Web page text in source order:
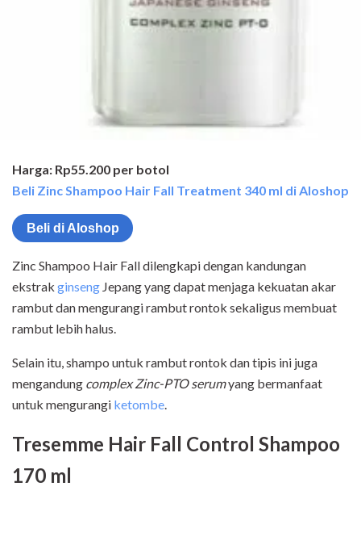
Harga: Rp55.200 per botol
Beli Zinc Shampoo Hair Fall Treatment 340 ml di Aloshop
Beli di Aloshop
Zinc Shampoo Hair Fall dilengkapi dengan kandungan
ekstrak ginseng Jepang yang dapat menjaga kekuatan akar
rambut dan mengurangi rambut rontok sekaligus membuat
rambut lebih halus.
Selain itu, shampo untuk rambut rontok dan tipis ini juga
mengandung complex Zinc-PTO serumyang bermanfaat
untuk mengurangi ketombe
Tresemme Hair Fall Control Shampoo
170 ml